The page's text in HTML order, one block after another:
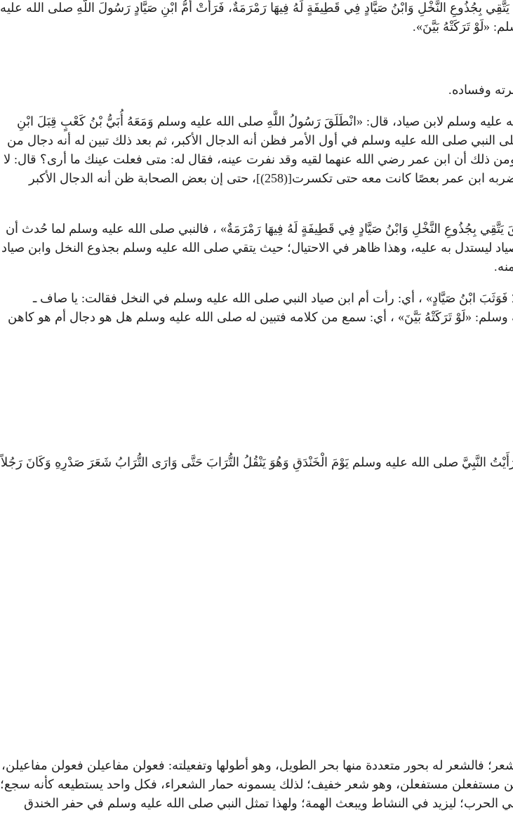
بِجُذُوعِ النَّخْلِ وَابْنُ صَيَّادٍ فِي قَطِيفَةٍ لَهُ فِيهَا رَمْرَمَةٌ، فَرَأَتْ أُمُّ ابْنِ صَيَّادٍ رَسُولَ اللَّهِ صلى الله عليه
«لَوْ تَرَكَتْهُ بَيَّنَ».
وفساده.
عليه وسلم لابن صياد، قال: «انْطَلَقَ رَسُولُ اللَّهِ صلى الله عليه وسلم وَمَعَهُ أُبَيُّ بْنُ كَعْبٍ قِبَلَ ابْنِ
صلى الله عليه وسلم في أول الأمر فظن أنه الدجال الأكبر، ثم بعد ذلك تبين له أنه دجال من
يعمل بالشعوذة، من ذلك أنه كان ينتفخ في السوق حتى يملأ السوق[(257)]، ومن ذلك أن ابن عمر رضي الله عنهما لقيه وقد نفرت عينه، فقال له: متى فعلت عينك ما أرى؟ قال: لا
أدري، فقال له ابن عمر: لا تدري وهي في رأسك!! فنخر ابن صياد كأشد نخير حمار، فضربه ابن عمر بعصًا كانت معه حتى تكسرت[(258)]، حتى إن بعض الصحابة ظن أنه الدجال الأكبر
بِجُذُوعِ النَّخْلِ وَابْنُ صَيَّادٍ فِي قَطِيفَةٍ لَهُ فِيهَا رَمْرَمَةٌ» ، فالنبي صلى الله عليه وسلم لما حُدث أن
به عليه، وهذا ظاهر في الاحتيال؛ حيث يتقي صلى الله عليه وسلم بجذوع النخل وابن صياد
ابْنُ صَيَّادٍ» ، أي: رأت أم ابن صياد النبي صلى الله عليه وسلم في النخل فقالت: يا صاف ـ
«لَوْ تَرَكَتْهُ بَيَّنَ» ، أي: سمع من كلامه فتبين له صلى الله عليه وسلم هل هو دجال أم هو كاهن
رَأَيْتُ النَّبِيَّ صلى الله عليه وسلم يَوْمَ الْخَنْدَقِ وَهُوَ يَنْقُلُ التُّرَابَ حَتَّى وَارَى التُّرَابُ شَعَرَ صَدْرِهِ وَكَانَ رَجُلاً
له بحور متعددة منها بحر الطويل، وهو أطولها وتفعيلته: فعولن مفاعيلن فعولن مفاعيلن،
مستفعلن مستفعلن، وهو شعر خفيف؛ لذلك يسمونه حمار الشعراء، فكل واحد يستطيعه كأنه سجع؛
ليزيد في النشاط ويبعث الهمة؛ ولهذا تمثل النبي صلى الله عليه وسلم في حفر الخندق